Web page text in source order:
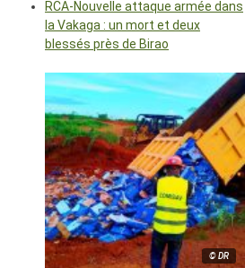
RCA-Nouvelle attaque armée dans
la Vakaga : un mort et deux
blessés près de Birao
© DR